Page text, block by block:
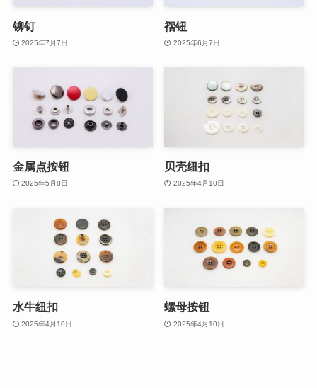
铆钉
2025年7月7日
褶钮
2025年6月7日
金属点按钮
2025年5月8日
贝壳纽扣
2025年4月10日
水牛纽扣
2025年4月10日
螺母按钮
2025年4月10日